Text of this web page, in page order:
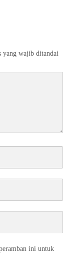
yang wajib ditandai
ini untuk